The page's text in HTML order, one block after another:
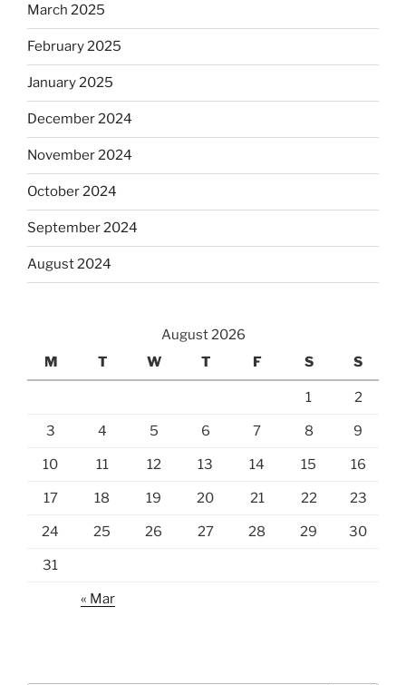
March 2025
February 2025
January 2025
December 2024
November 2024
October 2024
September 2024
August 2024
August 2026
M
T W T F S S
1 2
3 4 5 6 7 8 9
10 11 12 13 14 15 16
17 18 19 20 21 22 23
24 25 26 27 28 29 30
31
« Mar